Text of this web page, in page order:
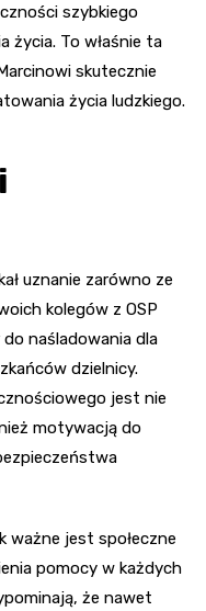
szybkiego
życia. To właśnie ta
skutecznie
życia ludzkiego.
uznanie zarówno ze
kolegów z OSP
naśladowania dla
dzielnicy.
jest nie
motywacją do
ważne jest społeczne
pomocy w każdych
że nawet